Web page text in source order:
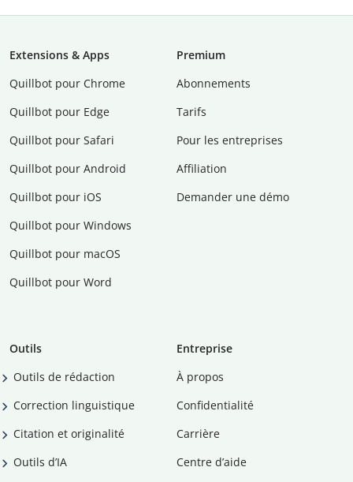
Extensions & Apps
Quillbot pour Chrome
Quillbot pour Edge
Quillbot pour Safari
Quillbot pour Android
Quillbot pour iOS
Quillbot pour Windows
Quillbot pour macOS
Quillbot pour Word
Premium
Abonnements
Tarifs
Pour les entreprises
Affiliation
Demander une démo
Outils
Outils de rédaction
Correction linguistique
Citation et originalité
Outils d’IA
Entreprise
À propos
Confidentialité
Carrière
Centre d’aide